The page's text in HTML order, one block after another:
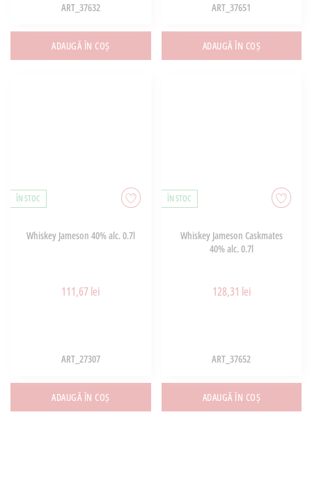
ART_37632
ADAUGĂ ÎN COȘ
ART_37651
ADAUGĂ ÎN COȘ
ÎN STOC
Whiskey Jameson 40% alc. 0.7l
111,67 lei
ART_27307
ADAUGĂ ÎN COȘ
ÎN STOC
Whiskey Jameson Caskmates
40% alc. 0.7l
128,31 lei
ART_37652
ADAUGĂ ÎN COȘ